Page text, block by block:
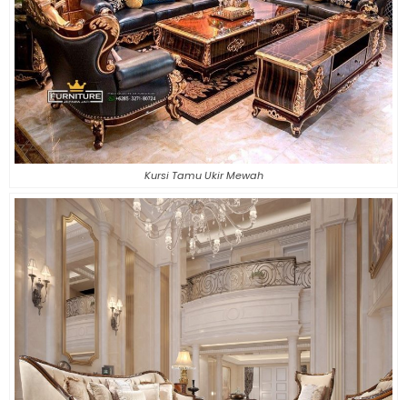
Kursi Tamu Ukir Mewah